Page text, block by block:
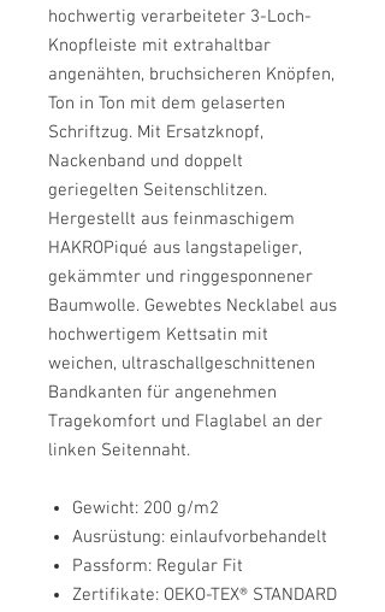
hochwertig verarbeiteter 3-Loch-
Knopfleiste mit extrahaltbar
angenähten, bruchsicheren Knöpfen,
Ton in Ton mit dem gelaserten
Schriftzug. Mit Ersatzknopf,
Nackenband und doppelt
geriegelten Seitenschlitzen.
Hergestellt aus feinmaschigem
HAKROPiqué aus langstapeliger,
gekämmter und ringgesponnener
Baumwolle. Gewebtes Necklabel aus
hochwertigem Kettsatin mit
weichen, ultraschallgeschnittenen
Bandkanten für angenehmen
Tragekomfort und Flaglabel an der
linken Seitennaht.
Gewicht: 200 g/m2
Ausrüstung: einlaufvorbehandelt
Passform: Regular Fit
Zertifikate: OEKO-TEX® STANDARD